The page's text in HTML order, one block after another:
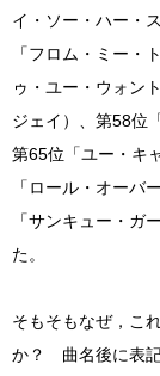
イ・ソー・ハー・
「フロム・ミー・
ゥ・ユー・ウォン
ジェイ）、第58位
第65位「ユー・キ
「ロール・オーバ
「サンキュー・ガ
た。
そもそもなぜ，こ
か？ 曲名後に表記